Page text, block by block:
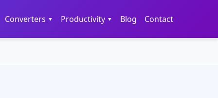
Converters ▾ Productivity ▾ Blog Contact